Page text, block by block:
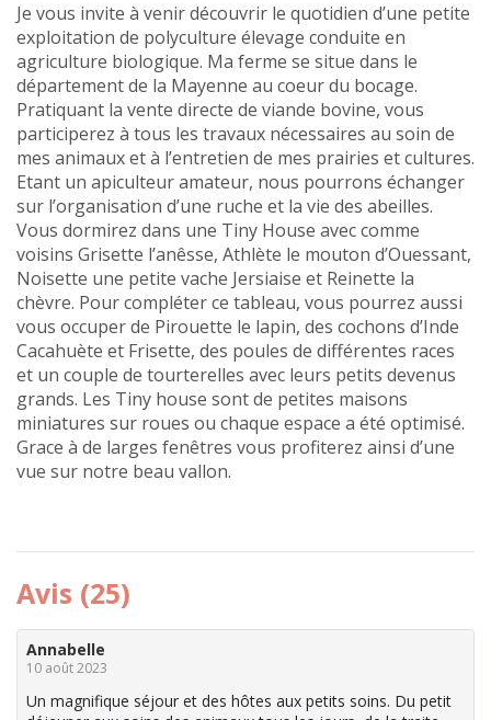
Je vous invite à venir découvrir le quotidien d’une petite
exploitation de polyculture élevage conduite en
agriculture biologique. Ma ferme se situe dans le
département de la Mayenne au coeur du bocage.
Pratiquant la vente directe de viande bovine, vous
participerez à tous les travaux nécessaires au soin de
mes animaux et à l’entretien de mes prairies et cultures.
Etant un apiculteur amateur, nous pourrons échanger
sur l’organisation d’une ruche et la vie des abeilles.
Vous dormirez dans une Tiny House avec comme
voisins Grisette l’anêsse, Athlète le mouton d’Ouessant,
Noisette une petite vache Jersiaise et Reinette la
chèvre. Pour compléter ce tableau, vous pourrez aussi
vous occuper de Pirouette le lapin, des cochons d’Inde
Cacahuète et Frisette, des poules de différentes races
et un couple de tourterelles avec leurs petits devenus
grands. Les Tiny house sont de petites maisons
miniatures sur roues ou chaque espace a été optimisé.
Grace à de larges fenêtres vous profiterez ainsi d’une
vue sur notre beau vallon.
Avis (25)
Annabelle
10 août 2023
Un magnifique séjour et des hôtes aux petits soins. Du petit